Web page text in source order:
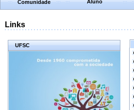
Comunidade Aluno
Links
UFSC